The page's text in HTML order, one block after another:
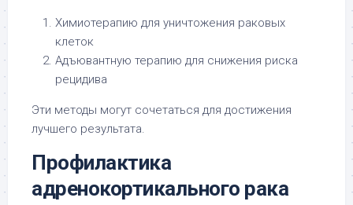
Химиотерапию для уничтожения раковых
клеток
Адъювантную терапию для снижения риска
рецидива
Эти методы могут сочетаться для достижения
лучшего результата.
Профилактика
адренокортикального рака